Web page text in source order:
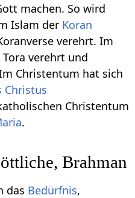
machen. So wird
Islam der Koran
verehrt. Im
verehrt und
Christentum hat sich
Christus
Christentum
.
Brahman
das Bedürfnis,